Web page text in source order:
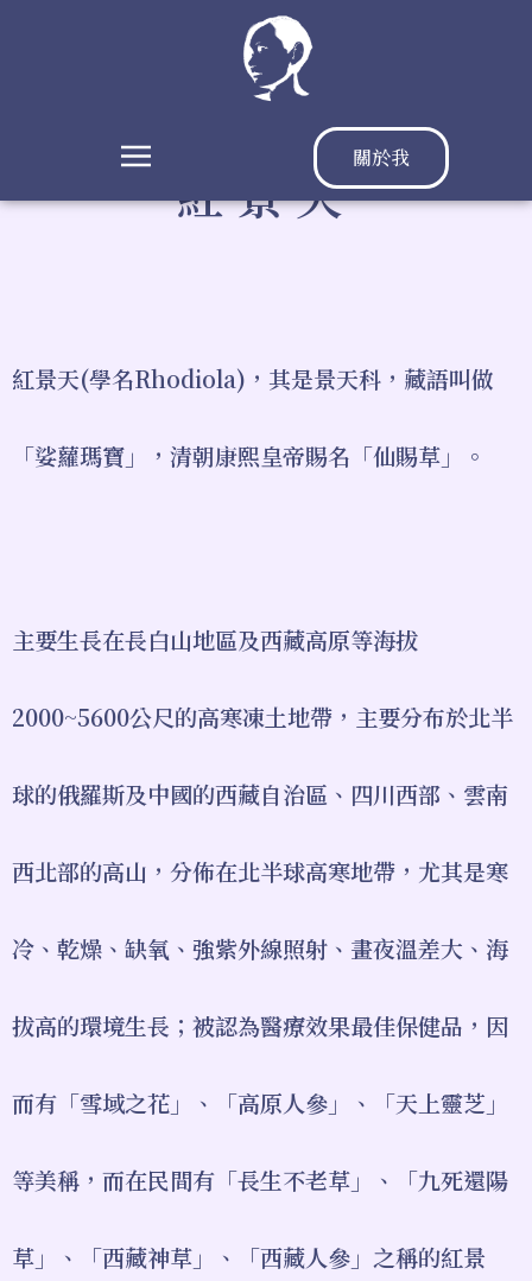
關於我
紅景天
紅景天(學名Rhodiola)，其是景天科，藏語叫做
「娑蘿瑪寶」，清朝康熙皇帝賜名「仙賜草」。
主要生長在長白山地區及西藏高原等海拔
2000~5600公尺的高寒凍土地帶，主要分布於北半
球的俄羅斯及中國的西藏自治區、四川西部、雲南
西北部的高山，分佈在北半球高寒地帶，尤其是寒
冷、乾燥、缺氧、強紫外線照射、畫夜溫差大、海
拔高的環境生長；被認為醫療效果最佳保健品，因
而有「雪域之花」、「高原人參」、「天上靈芝」
等美稱，而在民間有「長生不老草」、「九死還陽
草」、「西藏神草」、「西藏人參」之稱的紅景